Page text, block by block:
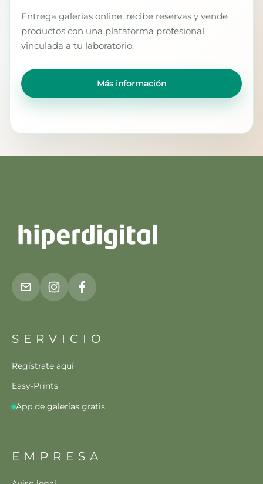
Entrega galerías online, recibe reservas y vende
productos con una plataforma profesional
vinculada a tu laboratorio.
Más información
SERVICIO
Regístrate aquí
Easy-Prints
App de galerías gratis
EMPRESA